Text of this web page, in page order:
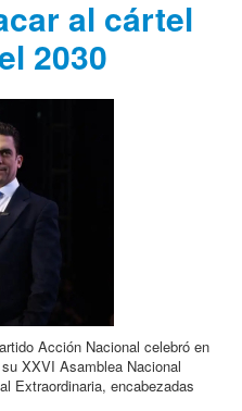
al cártel
2030
Acción Nacional celebró en
XXVI Asamblea Nacional
Extraordinaria, encabezadas